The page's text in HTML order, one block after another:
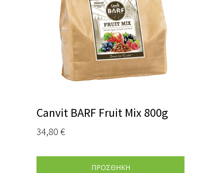
Canvit BARF Fruit Mix 800g
34,80 €
ΠΡΟΣΘΗΚΗ